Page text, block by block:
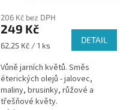
206 Kč bez DPH
249 Kč
Měrná
62,25 Kč / 1 ks
DETAIL
Vůně jarních květů. Směs
éterických olejů - jalovec,
maliny, brusinky, růžové a
třešňové květy.